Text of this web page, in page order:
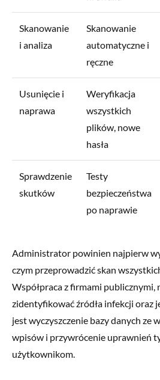
Skanowanie
i analiza
Skanowanie
automatyczne i
ręczne
Usunięcie i
naprawa
Weryfikacja
wszystkich
plików, nowe
hasła
Sprawdzenie
skutków
Testy
bezpieczeństwa
po naprawie
Administrator powinien najpierw
czym przeprowadzić skan
Współpraca z firmami publicznymi,
zidentyfikować źródła infekcji oraz
jest wyczyszczenie bazy danych ze
wpisów i przywrócenie uprawnień
użytkownikom.